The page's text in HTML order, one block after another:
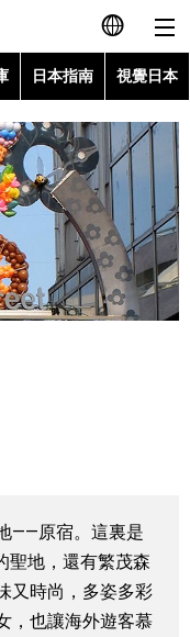
日本語
English
简体字
Français
Español
日本指南 視覺日本
——原宿。這裏是
聖地，還有繁茂森
又時尚，多姿多彩
，也讓海外遊客慕